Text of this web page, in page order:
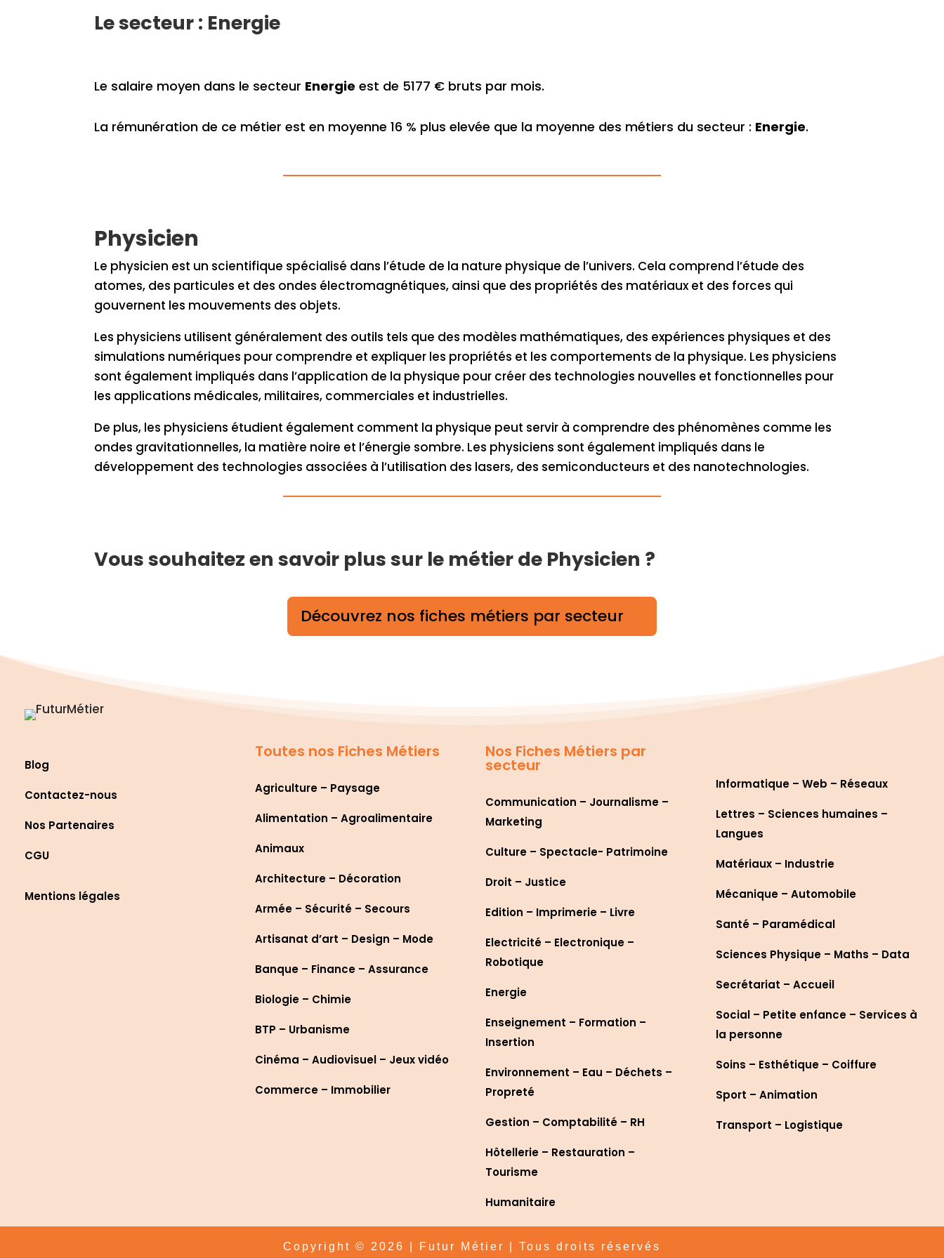
Le secteur : Energie
Le salaire moyen dans le secteur Energie est de 5177 € bruts par mois.
La rémunération de ce métier est en moyenne 16 % plus elevée que la moyenne des métiers du secteur : Energie.
Physicien
Le physicien est un scientifique spécialisé dans l’étude de la nature physique de l’univers. Cela comprend l’étude des
atomes, des particules et des ondes électromagnétiques, ainsi que des propriétés des matériaux et des forces qui
gouvernent les mouvements des objets.
Les physiciens utilisent généralement des outils tels que des modèles mathématiques, des expériences physiques et des
simulations numériques pour comprendre et expliquer les propriétés et les comportements de la physique. Les physiciens
sont également impliqués dans l’application de la physique pour créer des technologies nouvelles et fonctionnelles pour
les applications médicales, militaires, commerciales et industrielles.
De plus, les physiciens étudient également comment la physique peut servir à comprendre des phénomènes comme les
ondes gravitationnelles, la matière noire et l’énergie sombre. Les physiciens sont également impliqués dans le
développement des technologies associées à l’utilisation des lasers, des semiconducteurs et des nanotechnologies.
Vous souhaitez en savoir plus sur le métier de Physicien ?
Découvrez nos fiches métiers par secteur
Blog
Contactez-nous
Nos Partenaires
CGU
Mentions légales
Toutes nos Fiches Métiers
Agriculture – Paysage
Alimentation – Agroalimentaire
Animaux
Architecture – Décoration
Armée – Sécurité – Secours
Artisanat d’art – Design – Mode
Banque – Finance – Assurance
Biologie – Chimie
BTP – Urbanisme
Cinéma – Audiovisuel – Jeux vidéo
Commerce – Immobilier
Nos Fiches Métiers par
secteur
Communication – Journalisme –
Marketing
Culture – Spectacle- Patrimoine
Droit – Justice
Edition – Imprimerie – Livre
Electricité – Electronique –
Robotique
Energie
Enseignement – Formation –
Insertion
Environnement – Eau – Déchets –
Propreté
Gestion – Comptabilité – RH
Hôtellerie – Restauration –
Tourisme
Humanitaire
Informatique – Web – Réseaux
Lettres – Sciences humaines –
Langues
Matériaux – Industrie
Mécanique – Automobile
Santé – Paramédical
Sciences Physique – Maths – Data
Secrétariat – Accueil
Social – Petite enfance – Services à
la personne
Soins – Esthétique – Coiffure
Sport – Animation
Transport – Logistique
Copyright © 2026 | Futur Métier | Tous droits réservés